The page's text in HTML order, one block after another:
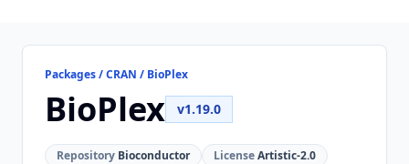
Packages / CRAN / BioPlex
BioPlex v1.19.0
Repository Bioconductor LicenseArtistic-2.0